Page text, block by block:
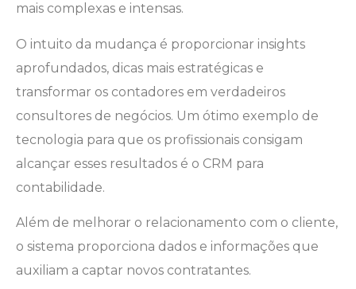
mais complexas e intensas.
O intuito da mudança é proporcionar insights
aprofundados, dicas mais estratégicas e
transformar os contadores em verdadeiros
consultores de negócios. Um ótimo exemplo de
tecnologia para que os profissionais consigam
alcançar esses resultados é o CRM para
contabilidade.
Além de melhorar o relacionamento com o cliente,
o sistema proporciona dados e informações que
auxiliam a captar novos contratantes.